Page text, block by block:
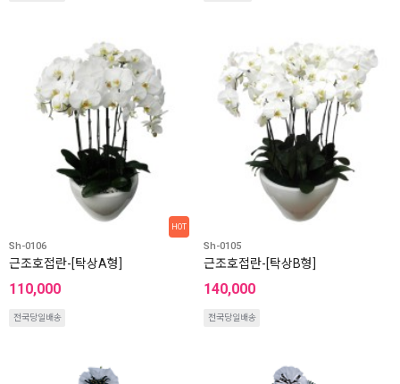
HOT
Sh-0106
근조호접란-[탁상A형]
110,000
전국당일배송
Sh-0105
근조호접란-[탁상B형]
140,000
전국당일배송